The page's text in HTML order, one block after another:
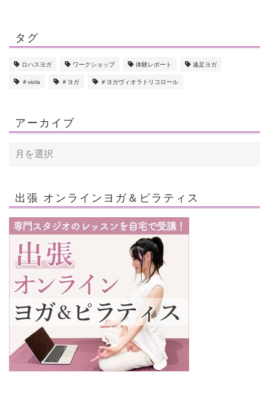
タグ
ロハスヨガ ワークショップ 体験レポート 遠足ヨガ
＃viola ＃ヨガ ＃ヨガヴィオラトリコロール
アーカイブ
出張 オンラインヨガ＆ピラティス